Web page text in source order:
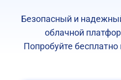
Безопасный и
облачной
Попробуйте бесплатно